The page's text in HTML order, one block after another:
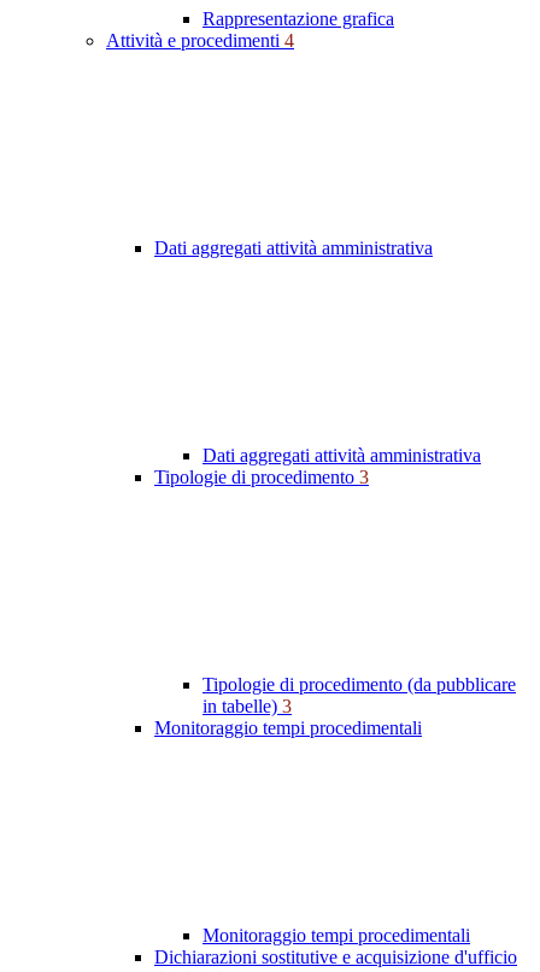
Rappresentazione grafica
Attività e procedimenti 4
Dati aggregati attività amministrativa
Dati aggregati attività amministrativa
Tipologie di procedimento 3
Tipologie di procedimento (da pubblicare
in tabelle) 3
Monitoraggio tempi procedimentali
Monitoraggio tempi procedimentali
Dichiarazioni sostitutive e acquisizione d'ufficio